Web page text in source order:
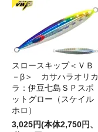
スロースキップ＜ＶＢ
－β＞ カサハラオリカ
ラ：伊豆七島ＳＰスポ
ットグロー（スケイル
ホロ）
3,025円(本体2,750円、